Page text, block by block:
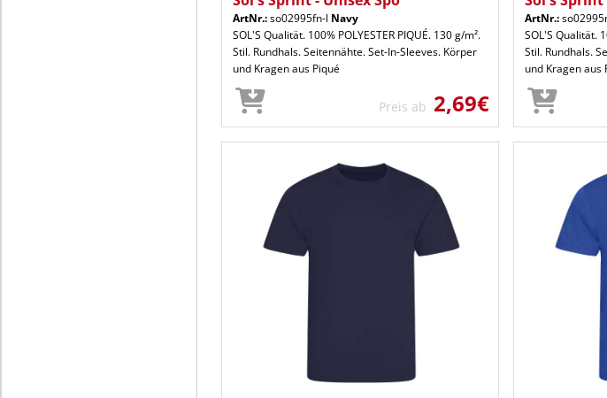
ArtNr.:so02995fn-l Navy
SOL'S Qualität. 100% POLYESTER PIQUÉ. 130 g/m².
Stil. Rundhals. Seitennähte. Set-In-Sleeves. Körper
und Kragen aus Piqué
Preis ab 2,69€
ArtNr.:
SOL'S Qualität.
Stil. Rundhals.
und Kragen aus